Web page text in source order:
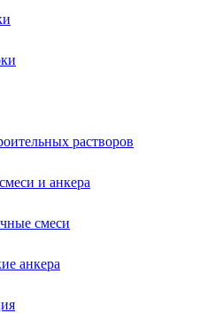
растворов
и анкера
смеси
анкера